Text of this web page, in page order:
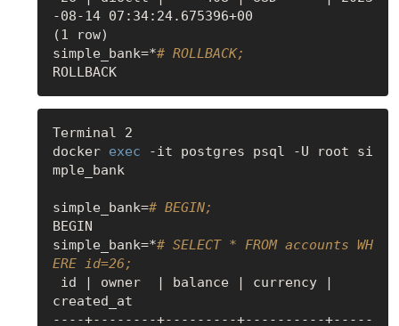
-08-14 07:34:24.675396+00
(1 row)
simple_bank=*# ROLLBACK;
ROLLBACK
Terminal 2
docker exec -it postgres psql -U root si
mple_bank
simple_bank=# BEGIN;
BEGIN
simple_bank=*# SELECT * FROM accounts WH
ERE id=26;
created_at
----+--------+---------+----------+-----